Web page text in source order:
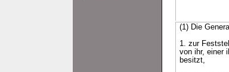
(1) Die
1. zur
von ihr, einer
besitzt,